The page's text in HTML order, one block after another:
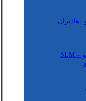
هادیران